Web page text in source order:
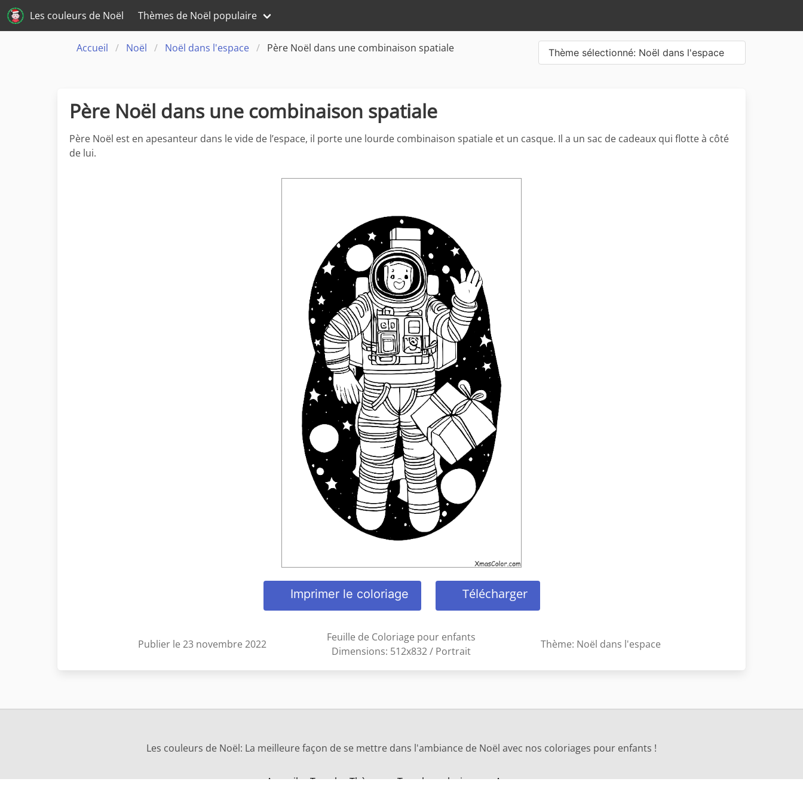
Les couleurs de Noël Thèmes de Noël populaire
Accueil Noël Noël dans l'espace Père Noël dans une combinaison spatiale Thème sélectionné: Noël dans l'espace
Père Noël dans une combinaison spatiale
Père Noël est en apesanteur dans le vide de l’espace, il porte une lourde combinaison spatiale et un casque. Il a un sac de cadeaux qui flotte à côté
de lui.
Imprimer le coloriage Télécharger
Publier le 23 novembre 2022
Feuille de Coloriage pour enfants
Dimensions: 512x832 / Portrait
Thème: Noël dans l'espace
Les couleurs de Noël: La meilleure façon de se mettre dans l'ambiance de Noël avec nos coloriages pour enfants !
Accueil Tous les Thèmes Tous les coloriages A propos